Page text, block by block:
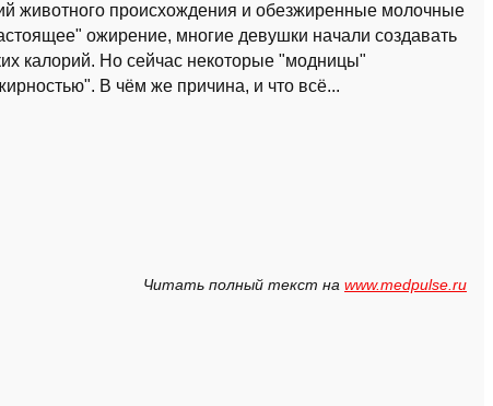
животного происхождения и обезжиренные молочные
ожирение, многие девушки начали создавать
калорий. Но сейчас некоторые "модницы"
В чём же причина, и что всё...
Читать полный текст на www.medpulse.ru